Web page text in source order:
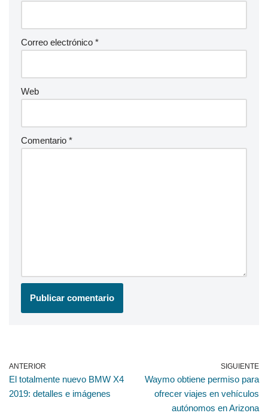
Correo electrónico *
Web
Comentario *
ANTERIOR
El totalmente nuevo BMW X4
2019: detalles e imágenes
SIGUIENTE
Waymo obtiene permiso para
ofrecer viajes en vehículos
autónomos en Arizona